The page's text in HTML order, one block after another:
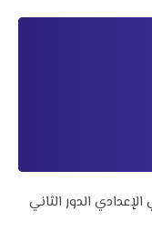
الدور الثاني